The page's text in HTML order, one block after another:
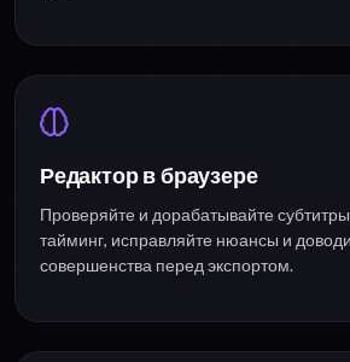
Редактор в браузере
Проверяйте и дорабатывайте
тайминг, исправляйте нюансы и
совершенства перед экспортом.